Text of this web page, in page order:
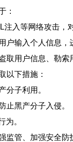
：
入等网络攻击，
输入个人信息，
用户信息、勒索
以下措施：
分子利用。
止黑产分子入侵。
为。
管、加强安全